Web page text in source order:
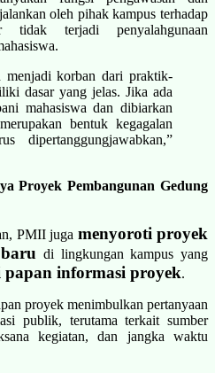
oleh pihak kampus terhadap
tidak terjadi penyalahgunaan
menjadi korban dari praktik-
dasar yang jelas. Jika ada
mahasiswa dan dibiarkan
bentuk kegagalan
dipertanggungjawabkan,”
Proyek Pembangunan Gedung
PMII juga menyoroti proyek
di lingkungan kampus yang
informasi proyek.
proyek menimbulkan pertanyaan
publik, terutama terkait sumber
kegiatan, dan jangka waktu